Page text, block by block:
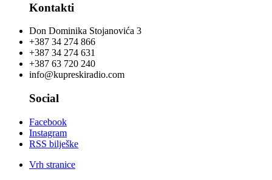
Kontakti
Don Dominika Stojanovića 3
+387 34 274 866
+387 34 274 631
+387 63 720 240
info@kupreskiradio.com
Social
Facebook
Instagram
RSS bilješke
Vrh stranice